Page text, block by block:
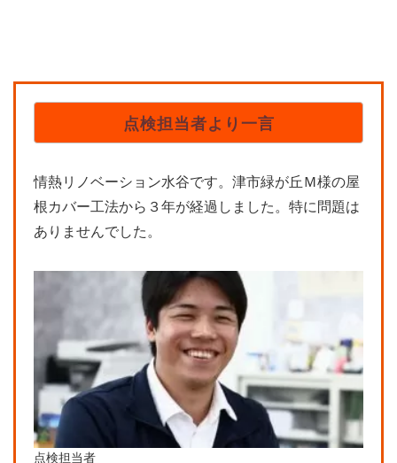
点検担当者より一言
情熱リノベーション水谷です。津市緑が丘Ｍ様の屋
根カバー工法から３年が経過しました。特に問題は
ありませんでした。
点検担当者